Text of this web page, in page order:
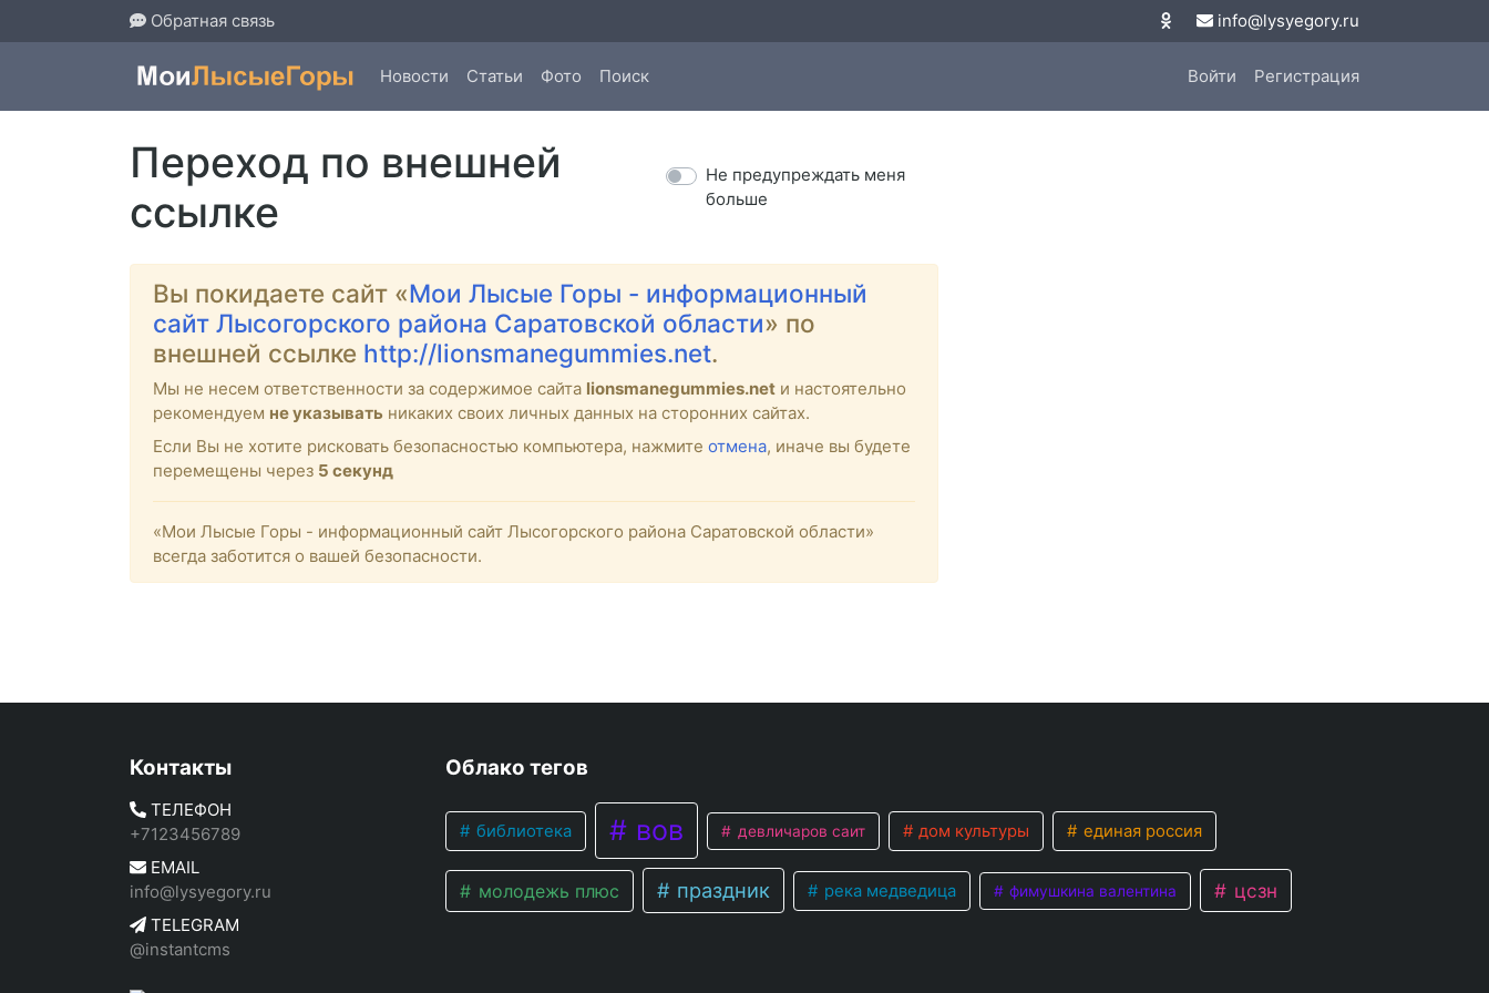
Обратная связь info@lysyegory.ru
Новости Статьи Фото Поиск Войти Регистрация
Переход по внешней
ссылке
Не предупреждать меня
больше
Вы покидаете сайт «Мои Лысые Горы - информационный
сайт Лысогорского района Саратовской области» по
внешней ссылке http://lionsmanegummies.net.
Мы не несем ответственности за содержимое сайта lionsmanegummies.net и настоятельно
рекомендуем не указывать никаких своих личных данных на сторонних сайтах.
Если Вы не хотите рисковать безопасностью компьютера, нажмите отмена, иначе вы будете
перемещены через 4 секунд
«Мои Лысые Горы - информационный сайт Лысогорского района Саратовской области»
всегда заботится о вашей безопасности.
Контакты
ТЕЛЕФОН
+7123456789
EMAIL
info@lysyegory.ru
TELEGRAM
@instantcms
Облако тегов
библиотека вов девличаров саит дом культуры единая россия
молодежь плюс праздник река медведица фимушкина валентина цсзн